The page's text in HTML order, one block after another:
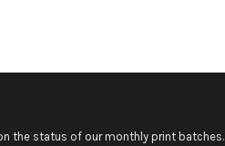
the status of our monthly print batches.